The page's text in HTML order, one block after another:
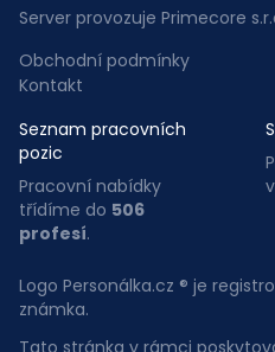
Server provozuje Primecore
Obchodní podmínky
Kontakt
Seznam pracovních
pozic
Pracovní nabídky
třídíme do 506
profesí.
v
Logo Personálka.cz ® je
známka.
Tato stránka v rámci